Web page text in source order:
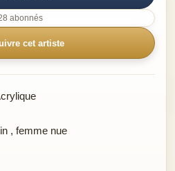
abonnés
cet artiste
, femme nue